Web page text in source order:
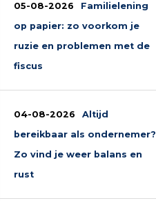
05-08-2026
Familielening
op papier: zo voorkom je
ruzie en problemen met de
fiscus
04-08-2026
Altijd
bereikbaar als ondernemer?
Zo vind je weer balans en
rust